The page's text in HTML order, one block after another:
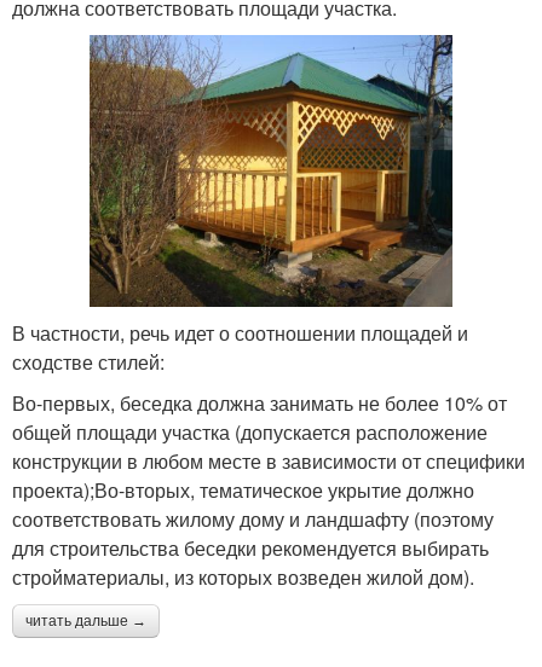
должна соответствовать площади участка.
В частности, речь идет о соотношении площадей и
сходстве стилей:
Во-первых, беседка должна занимать не более 10% от
общей площади участка (допускается расположение
конструкции в любом месте в зависимости от специфики
проекта);Во-вторых, тематическое укрытие должно
соответствовать жилому дому и ландшафту (поэтому
для строительства беседки рекомендуется выбирать
стройматериалы, из которых возведен жилой дом).
читать дальше →